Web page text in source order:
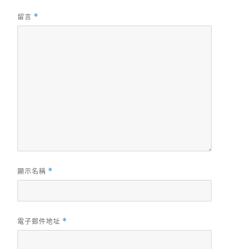
留言 *
顯示名稱 *
電子郵件地址 *